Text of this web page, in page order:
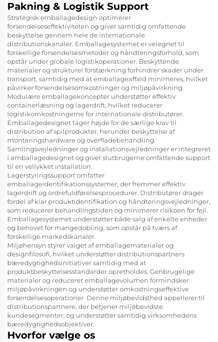
Pakning & Logistik Support
Strategisk emballagedesign optimerer
forsendelseseffektiviteten og giver samtidig omfattende
beskyttelse gennem hele de internationale
distributionskanaler. Emballagesystemet er velegnet til
forskellige forsendelsesmetoder og håndteringsforhold, som
opstår under globale logistikoperationer. Beskyttende
materialer og strukturel forstærkning forhindrer skader under
transport, samtidig med at emballageaffald minimeres, hvilket
påvirker forsendelsesomkostninger og miljøpåvirkning.
Modulære emballagekoncepter understøtter effektiv
containerlæsning og lagerdrift, hvilket reducerer
logistikomkostningerne for internationale distributører.
Emballagedesignet tager højde for de særlige krav til
distribution af spilprodukter, herunder beskyttelse af
monteringshardware og overfladebehandling.
Samlingsvejledninger og installationsvejledninger er integreret
i emballagedesignet og giver slutbrugerne omfattende support
til en vellykket installation.
Lagerstyringssupport omfatter
emballageidentifikationssystemer, der fremmer effektiv
lagerdrift og ordrefuldførelsesprocedurer. Distributører drager
fordel af klar produktidentifikation og håndteringsvejledninger,
som reducerer behandlingstiden og minimerer risikoen for fejl.
Emballagesystemet understøtter både salg af enkelte enheder
og behovet for mangedobling, som opstår på tværs af
forskellige markedskanaler.
Miljøhensyn styrer valget af emballagematerialer og
designfilosofi, hvilket understøtter distributionspartners
bæredygtighedsinitiativer samtidig med at
produktbeskyttelsesstandarder opretholdes. Genbrugelige
materialer og reduceret emballagevolumen formindsker
miljøpåvirkningen og understøtter omkostningseffektive
forsendelsesoperationer. Denne miljøbevidsthed appellerer til
distributionspartnere, der betjener miljøbevidste
kundesegmenter, og understøtter samtidig virksomhedens
bæredygtighedsobjektiver.
Hvorfor vælge os